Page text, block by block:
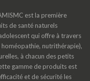
est la première
de santé naturels
qui offre à travers
nutrithérapie),
à chacun des petits
gamme de produits est
et de sécurité les